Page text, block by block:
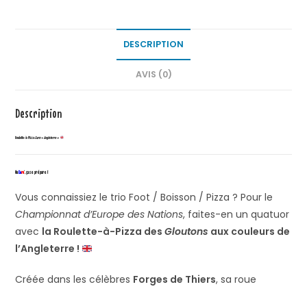
DESCRIPTION
AVIS (0)
Description
Roulette-à-PizzaEuro« Angleterre »
UnEuro‘, ça se prépare !
Vous connaissiez le trio Foot / Boisson / Pizza ? Pour le
Championnat d’Europe des Nations, faites-en un quatuor
avec la Roulette-à-Pizza desGloutons aux couleurs de
l’Angleterre !
Créée dans les célèbres Forges de Thiers, sa roue